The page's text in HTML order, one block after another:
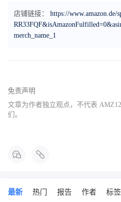
店铺链接： https://
merch_name_1
免责声明
文章为作者独立观点，不代表
们。
最新 热门 报告 作者 标签